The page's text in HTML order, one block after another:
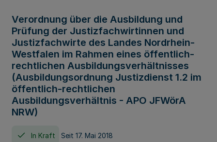
Verordnung über die Ausbildung und
Prüfung der Justizfachwirtinnen und
Justizfachwirte des Landes Nordrhein-
Westfalen im Rahmen eines öffentlich-
rechtlichen Ausbildungsverhältnisses
(Ausbildungsordnung Justizdienst 1.2 im
öffentlich-rechtlichen
Ausbildungsverhältnis - APO JFWörA
NRW)
In Kraft Seit 17. Mai 2018